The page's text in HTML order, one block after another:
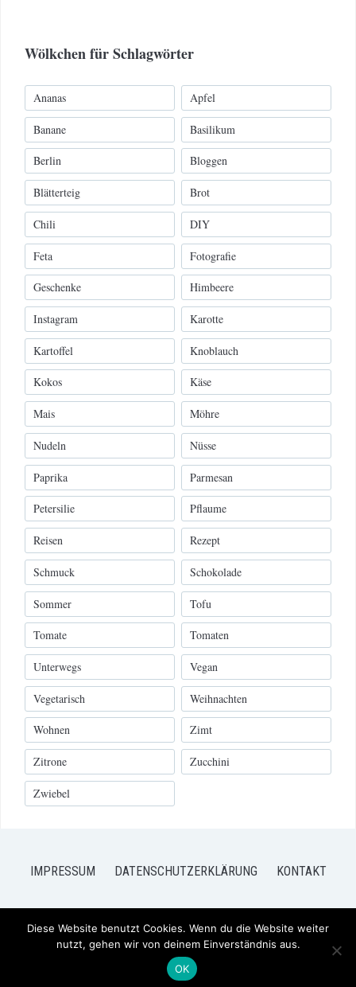
Wölkchen für Schlagwörter
Ananas Apfel
Banane Basilikum
Berlin Bloggen
Blätterteig Brot
Chili DIY
Feta Fotografie
Geschenke Himbeere
Instagram Karotte
Kartoffel Knoblauch
Kokos Käse
Mais Möhre
Nudeln Nüsse
Paprika Parmesan
Petersilie Pflaume
Reisen Rezept
Schmuck Schokolade
Sommer Tofu
Tomate Tomaten
Unterwegs Vegan
Vegetarisch Weihnachten
Wohnen Zimt
Zitrone Zucchini
Zwiebel
IMPRESSUM DATENSCHUTZERKLÄRUNG KONTAKT
COPYRIGHT © 2026 FRISCH VERLIEBT - MEIN BLOG FÜR FOOD UND
— DESIGNED BY
Diese Website benutzt Cookies. Wenn du die Website weiter
nutzt, gehen wir von deinem Einverständnis aus.
OK